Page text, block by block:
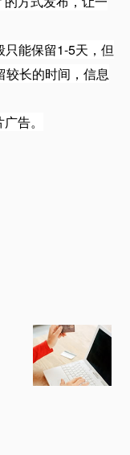
能保留1-5天，但
较长的时间，信息
告。